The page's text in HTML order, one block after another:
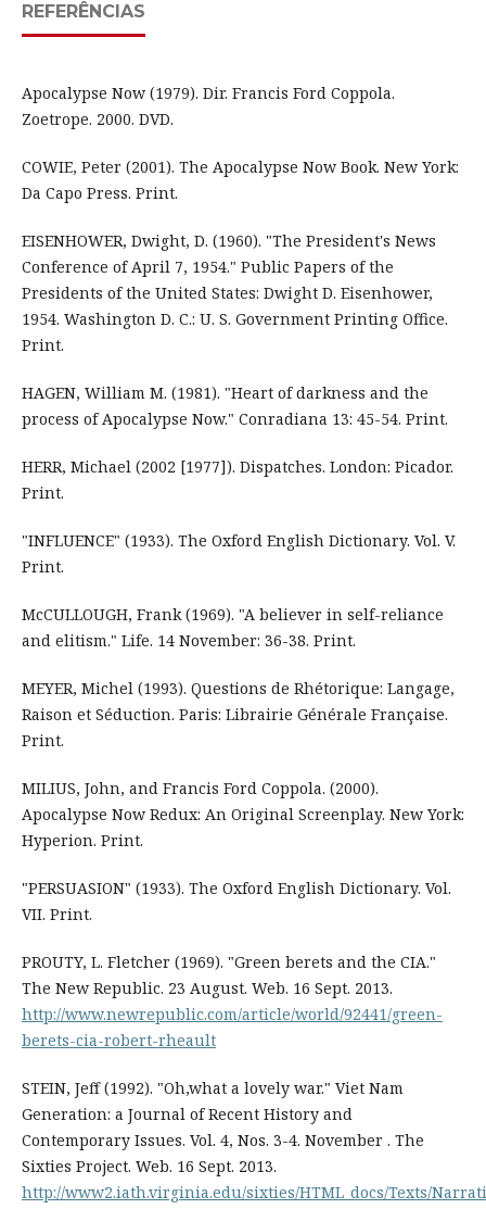
REFERÊNCIAS
Apocalypse Now (1979). Dir. Francis Ford Coppola.
Zoetrope. 2000. DVD.
COWIE, Peter (2001). The Apocalypse Now Book. New York:
Da Capo Press. Print.
EISENHOWER, Dwight, D. (1960). "The President's News
Conference of April 7, 1954." Public Papers of the
Presidents of the United States: Dwight D. Eisenhower,
1954. Washington D. C.: U. S. Government Printing Office.
Print.
HAGEN, William M. (1981). "Heart of darkness and the
process of Apocalypse Now." Conradiana 13: 45-54. Print.
HERR, Michael (2002 [1977]). Dispatches. London: Picador.
Print.
"INFLUENCE" (1933). The Oxford English Dictionary. Vol. V.
Print.
McCULLOUGH, Frank (1969). "A believer in self-reliance
and elitism." Life. 14 November: 36-38. Print.
MEYER, Michel (1993). Questions de Rhétorique: Langage,
Raison et Séduction. Paris: Librairie Générale Française.
Print.
MILIUS, John, and Francis Ford Coppola. (2000).
Apocalypse Now Redux: An Original Screenplay. New York:
Hyperion. Print.
"PERSUASION" (1933). The Oxford English Dictionary. Vol.
VII. Print.
PROUTY, L. Fletcher (1969). "Green berets and the CIA."
The New Republic. 23 August. Web. 16 Sept. 2013.
http://www.newrepublic.com/article/world/92441/green-
berets-cia-robert-rheault
STEIN, Jeff (1992). "Oh,what a lovely war." Viet Nam
Generation: a Journal of Recent History and
Contemporary Issues. Vol. 4, Nos. 3-4. November . The
Sixties Project. Web. 16 Sept. 2013.
http://www2.iath.virginia.edu/sixties/HTML_docs/Texts/